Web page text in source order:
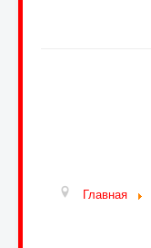
Главная